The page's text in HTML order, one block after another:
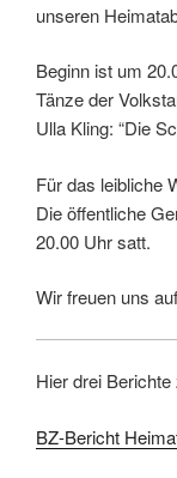
unseren
Beginn ist um
Tänze der
Ulla Kling: “Die
Für das leibliche
Die öffentliche
20.00 Uhr satt.
Wir freuen uns
Hier drei
BZ-Bericht